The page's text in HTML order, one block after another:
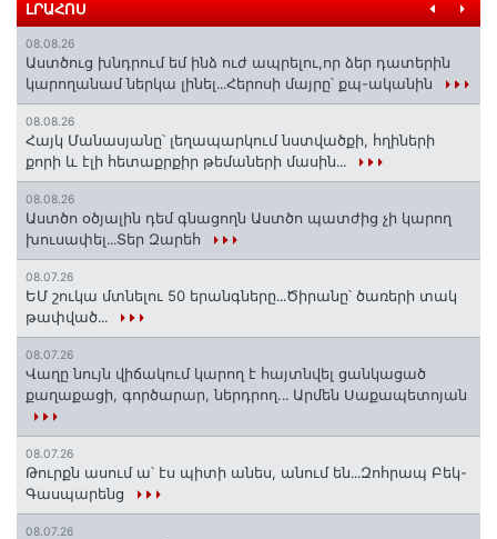
ԼՐԱՀՈՍ
08.08.26
Աստծուց խնդրում եմ ինձ ուժ ապրելու,որ ձեր դատերին
կարողանամ ներկա լինել․․․Հերոսի մայրը՝ քպ-ականին
08.08.26
Հայկ Մանասյանը՝ լեղապարկում նստվածքի, հղիների
քորի և էլի հետաքրքիր թեմաների մասին․․․
08.08.26
Աստծո օծյալին դեմ գնացողն Աստծո պատժից չի կարող
խուսափել․․․Տեր Զարեհ
08.07.26
ԵՄ շուկա մտնելու 50 երանգները․․․Ծիրանը՝ ծառերի տակ
թափված․․․
08.07.26
Վաղը նույն վիճակում կարող է հայտնվել ցանկացած
քաղաքացի, գործարար, ներդրող.․․ Արմեն Սաքապետոյան
08.07.26
Թուրքն ասում ա՝ էս պիտի անես, անում են․․․Զոհրապ Բեկ-
Գասպարենց
08.07.26